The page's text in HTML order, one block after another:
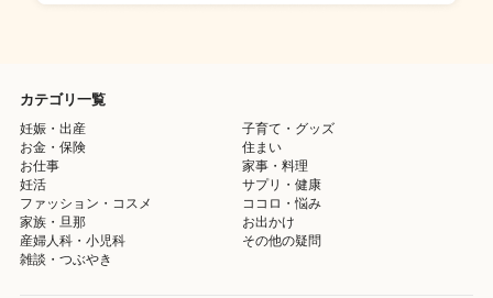
カテゴリ一覧
妊娠・出産
子育て・グッズ
お金・保険
住まい
お仕事
家事・料理
妊活
サプリ・健康
ファッション・コスメ
ココロ・悩み
家族・旦那
お出かけ
産婦人科・小児科
その他の疑問
雑談・つぶやき